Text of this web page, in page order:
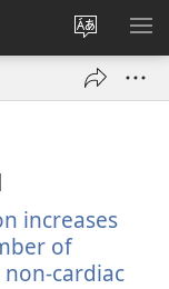
Змінити
мову
сайту
increases
of
cardiac